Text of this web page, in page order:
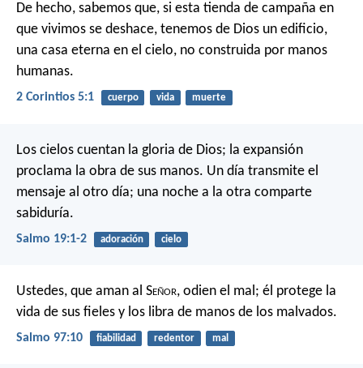
De hecho, sabemos que, si esta tienda de campaña en
que vivimos se deshace, tenemos de Dios un edificio,
una casa eterna en el cielo, no construida por manos
humanas.
2 Corintios 5:1 cuerpo vida muerte
Los cielos cuentan la gloria de Dios; la expansión
proclama la obra de sus manos. Un día transmite el
mensaje al otro día; una noche a la otra comparte
sabiduría.
Salmo 19:1-2 adoración cielo
Ustedes, que aman al Señor, odien el mal; él protege la
vida de sus fieles y los libra de manos de los malvados.
Salmo 97:10 fiabilidad redentor mal